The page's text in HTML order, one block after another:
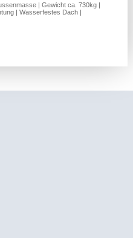
| Gewicht ca. 730kg |
| Wasserfestes Dach |